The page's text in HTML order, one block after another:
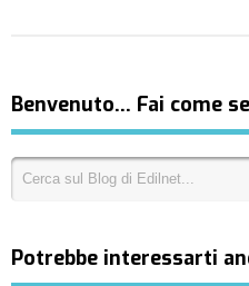
Benvenuto… Fai come
Potrebbe interessarti